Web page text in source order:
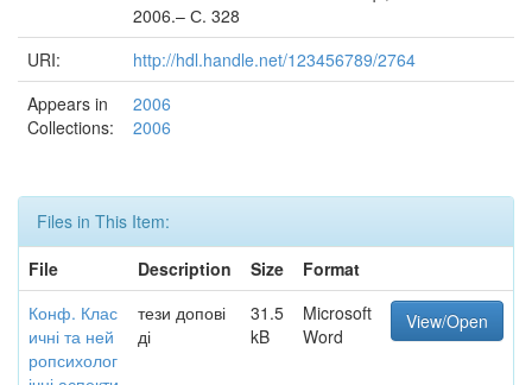
2006.– С. 328
URI:
http://hdl.handle.net/123456789/2764
Appears in
Collections:
2006
2006
Files in This Item:
File
Description Size
Format
Конф. Клас
ичні та ней
ропсихолог
тези допові
ді
31.5
kB
Microsoft
Word
View/Open